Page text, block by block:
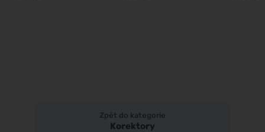
Zpět do kategorie
Korektory